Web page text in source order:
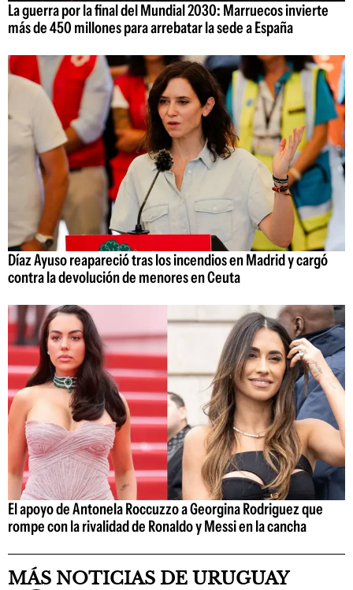
La guerra por la final del Mundial 2030: Marruecos invierte
más de 450 millones para arrebatar la sede a España
Díaz Ayuso reapareció tras los incendios en Madrid y cargó
contra la devolución de menores en Ceuta
El apoyo de Antonela Roccuzzo a Georgina Rodriguez que
rompe con la rivalidad de Ronaldo y Messi en la cancha
MÁS NOTICIAS DE URUGUAY